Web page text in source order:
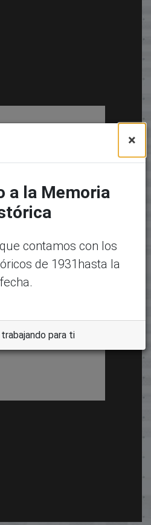
×
a la Memoria
contamos con los
de 1931hasta la
fecha.
para ti